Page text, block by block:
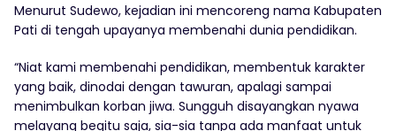
Menurut Sudewo, kejadian ini mencoreng nama Kabupaten
Pati di tengah upayanya membenahi dunia pendidikan.
“Niat kami membenahi pendidikan, membentuk karakter
yang baik, dinodai dengan tawuran, apalagi sampai
menimbulkan korban jiwa. Sungguh disayangkan nyawa
melayang begitu saja, sia-sia tanpa ada manfaat untuk